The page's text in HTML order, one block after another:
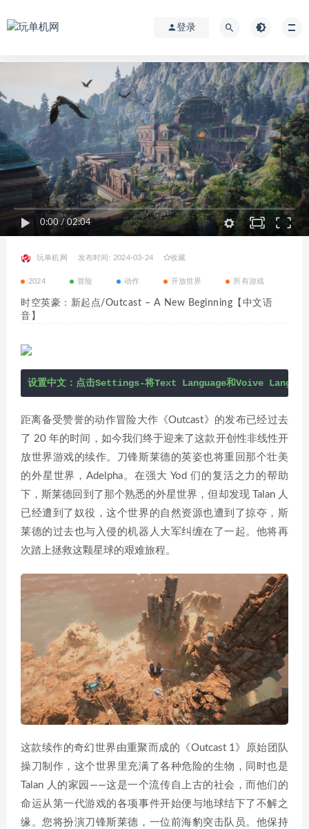
登录
0:00/02:04
玩单机网 发布时间: 2024-03-24 收藏
2024 冒险 动作 开放世界 所有游戏
时空英豪：新起点/Outcast – A New Beginning【中文语
音】
设置中文：点击Settings-将Text Language和Voive
距离备受赞誉的动作冒险大作《Outcast》的发布已经过去
了 20 年的时间，如今我们终于迎来了这款开创性非线性开
放世界游戏的续作。刀锋斯莱德的英姿也将重回那个壮美
的外星世界，Adelpha。在强大 Yod 们的复活之力的帮助
下，斯莱德回到了那个熟悉的外星世界，但却发现 Talan 人
已经遭到了奴役，这个世界的自然资源也遭到了掠夺，斯
莱德的过去也与入侵的机器人大军纠缠在了一起。他将再
次踏上拯救这颗星球的艰难旅程。
这款续作的奇幻世界由重聚而成的《Outcast 1》原始团队
操刀制作，这个世界里充满了各种危险的生物，同时也是
Talan 人的家园——这是一个流传自上古的社会，而他们的
命运从第一代游戏的各项事件开始便与地球结下了不解之
缘。您将扮演刀锋斯莱德，一位前海豹突击队员。他保持